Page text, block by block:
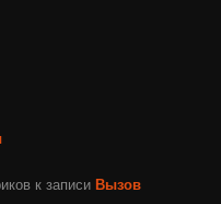
к записиВызов